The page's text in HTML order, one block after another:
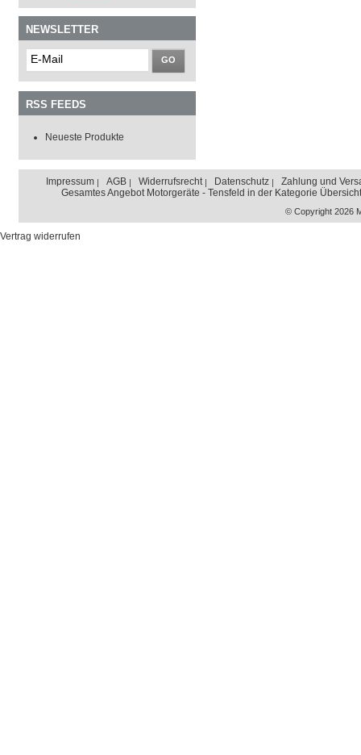
NEWSLETTER
GO
RSS FEEDS
Neueste Produkte
Impressum AGB Widerrufsrecht Datenschutz
Zahlung und
Gesamtes Angebot Motorgeräte - Tensfeld in der Kategorie Übersicht
© Copyright 2026
Vertrag widerrufen